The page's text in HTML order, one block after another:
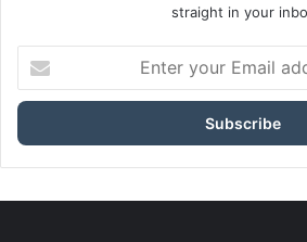
straight in your
your
Email